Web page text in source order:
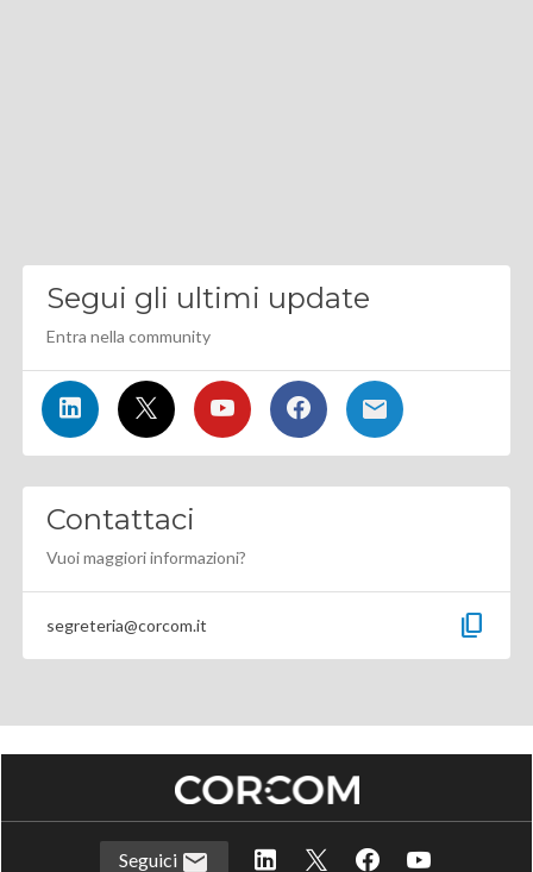
Segui gli ultimi update
Entra nella community
Contattaci
Vuoi maggiori informazioni?
segreteria@corcom.it content_copy
Seguici